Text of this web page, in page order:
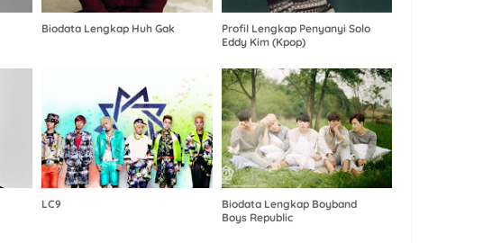
Biodata Lengkap Huh Gak
Profil Lengkap Penyanyi Solo
Eddy Kim (Kpop)
LC9
Biodata Lengkap Boyband
Boys Republic